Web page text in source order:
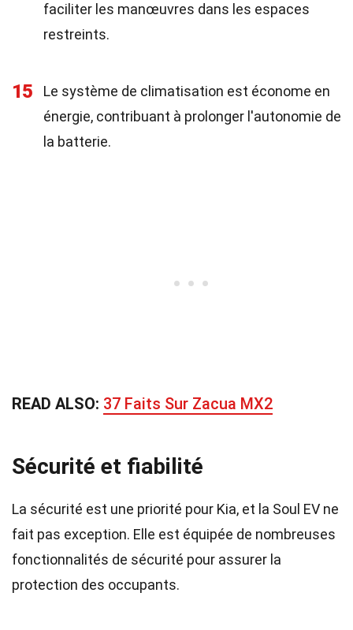
faciliter les manœuvres dans les espaces
restreints.
15
Le système de climatisation est économe en
énergie, contribuant à prolonger l'autonomie de
la batterie.
READ ALSO: 37 Faits Sur Zacua MX2
Sécurité et fiabilité
La sécurité est une priorité pour Kia, et la Soul EV ne
fait pas exception. Elle est équipée de nombreuses
fonctionnalités de sécurité pour assurer la
protection des occupants.